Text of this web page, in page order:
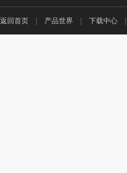
返回首页 产品世界 下载中心